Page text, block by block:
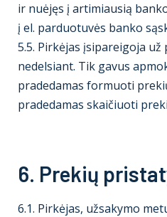
ir nuėjęs į artimiausią
į el. parduotuvės banko
5.5. Pirkėjas įsipareigoja
nedelsiant. Tik gavus
pradedamas formuoti
pradedamas skaičiuoti
6. Prekių
6.1. Pirkėjas, užsakymo